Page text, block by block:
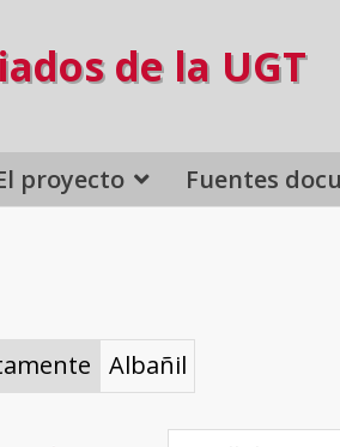
de la UGT
proyecto Fuentes
Albañil